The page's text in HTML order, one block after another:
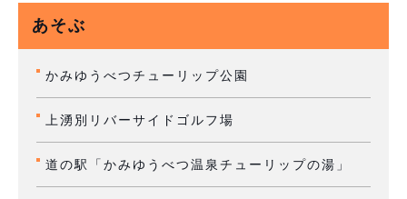
あそぶ
かみゆうべつチューリップ公園
上湧別リバーサイドゴルフ場
道の駅「かみゆうべつ温泉チューリップの湯」